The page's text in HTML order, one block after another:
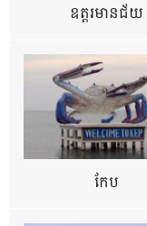
ឧត្ដរមានជ័យ
កែប